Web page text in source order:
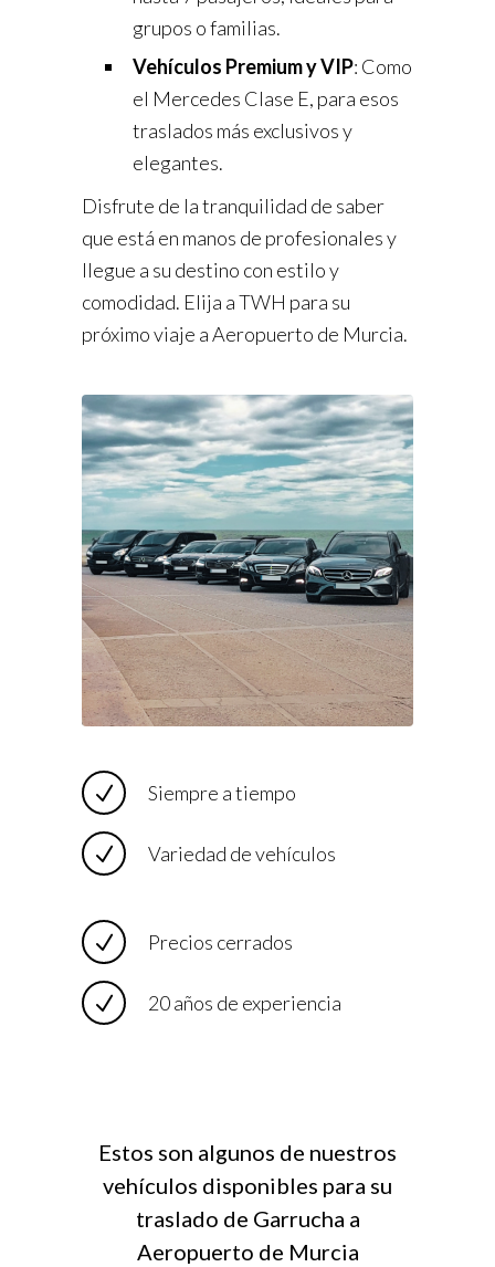
grupos o familias.
Vehículos Premium y VIP: Como
el Mercedes Clase E, para esos
traslados más exclusivos y
elegantes.
Disfrute de la tranquilidad de saber
que está en manos de profesionales y
llegue a su destino con estilo y
comodidad. Elija a TWH para su
próximo viaje a Aeropuerto de Murcia.
Siempre a tiempo
Variedad de vehículos
Precios cerrados
20 años de experiencia
Estos son algunos de nuestros
vehículos disponibles para su
traslado de Garrucha a
Aeropuerto de Murcia